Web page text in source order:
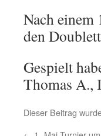
Nach
den
Gespielt
Thomas A.,
Dieser Beitrag